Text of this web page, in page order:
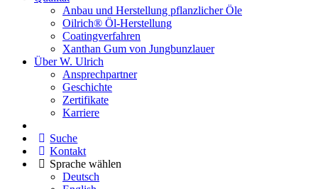
Anbau und Herstellung pflanzlicher Öle
Oilrich® Öl-Herstellung
Coatingverfahren
Xanthan Gum von Jungbunzlauer
Über W. Ulrich
Ansprechpartner
Geschichte
Zertifikate
Karriere
Suche
Kontakt
Sprache wählen
Deutsch